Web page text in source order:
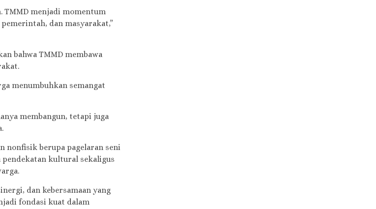
TMMD menjadi momentum
dan masyarakat,”
bahwa TMMD membawa
menumbuhkan semangat
membangun, tetapi juga
nonfisik berupa pagelaran seni
pendekatan kultural sekaligus
dan kebersamaan yang
fondasi kuat dalam